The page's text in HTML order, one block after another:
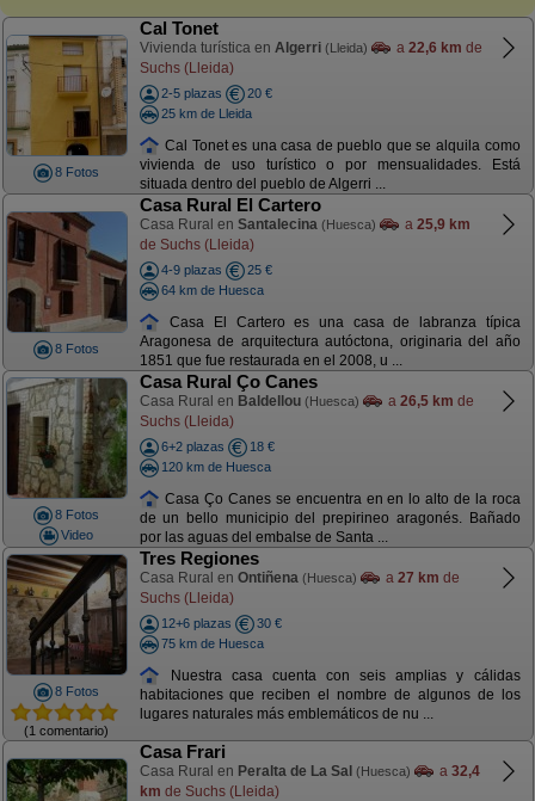
8 Fotos
Cal Tonet
Vivienda turística en Algerri (Lleida) a 22,6 km de
Suchs (Lleida)
2-5 plazas
20 €
25 km de Lleida
Cal Tonet es una casa de pueblo que se alquila como
vivienda de uso turístico o por mensualidades. Está
situada dentro del pueblo de Algerri ...
8 Fotos
Casa Rural El Cartero
Casa Rural en Santalecina (Huesca) a 25,9 km
de Suchs (Lleida)
4-9 plazas
25 €
64 km de Huesca
Casa El Cartero es una casa de labranza típica
Aragonesa de arquitectura autóctona, originaria del año
1851 que fue restaurada en el 2008, u ...
8 Fotos
Video
Casa Rural Ço Canes
Casa Rural en Baldellou (Huesca) a 26,5 km de
Suchs (Lleida)
6+2 plazas
18 €
120 km de Huesca
Casa Ço Canes se encuentra en en lo alto de la roca
de un bello municipio del prepirineo aragonés. Bañado
por las aguas del embalse de Santa ...
8 Fotos
(1 comentario)
Tres Regiones
Casa Rural en Ontiñena (Huesca) a 27 km de
Suchs (Lleida)
12+6 plazas
30 €
75 km de Huesca
Nuestra casa cuenta con seis amplias y cálidas
habitaciones que reciben el nombre de algunos de los
lugares naturales más emblemáticos de nu ...
Casa Frari
Casa Rural en Peralta de La Sal (Huesca) a 32,4
km de Suchs (Lleida)